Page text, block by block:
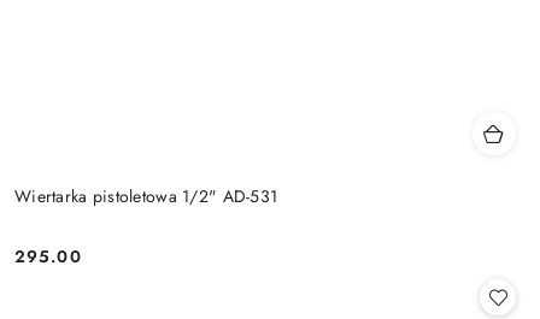
Wiertarka pistoletowa 1/2" AD-531
Cena:
295.00